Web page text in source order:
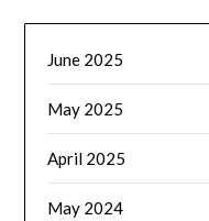
June 2025
May 2025
April 2025
May 2024